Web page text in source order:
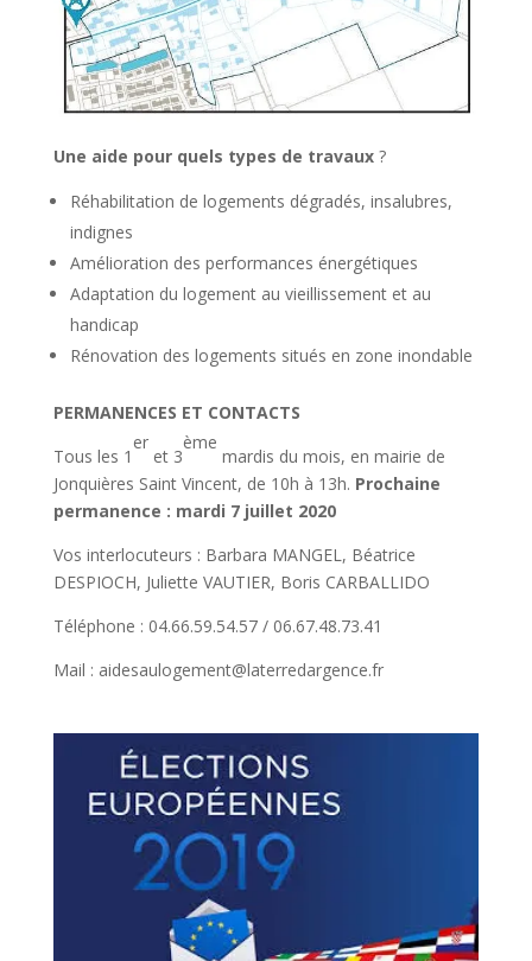
Une aide pour quels types de travaux?
Réhabilitation de logements dégradés, insalubres,
indignes
Amélioration des performances énergétiques
Adaptation du logement au vieillissement et au
handicap
Rénovation des logements situés en zone inondable
PERMANENCES ET CONTACTS
Tous les 1
er
et 3
ème
mardis du mois, en mairie de
Jonquières Saint Vincent, de 10h à 13h. Prochaine
permanence : mardi 7 juillet 2020
Vos interlocuteurs : Barbara MANGEL, Béatrice
DESPIOCH, Juliette VAUTIER, Boris CARBALLIDO
Téléphone : 04.66.59.54.57 / 06.67.48.73.41
Mail : aidesaulogement@laterredargence.fr